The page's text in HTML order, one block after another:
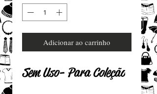
Adicionar ao carrinho
Sem Uso - Para Coleção